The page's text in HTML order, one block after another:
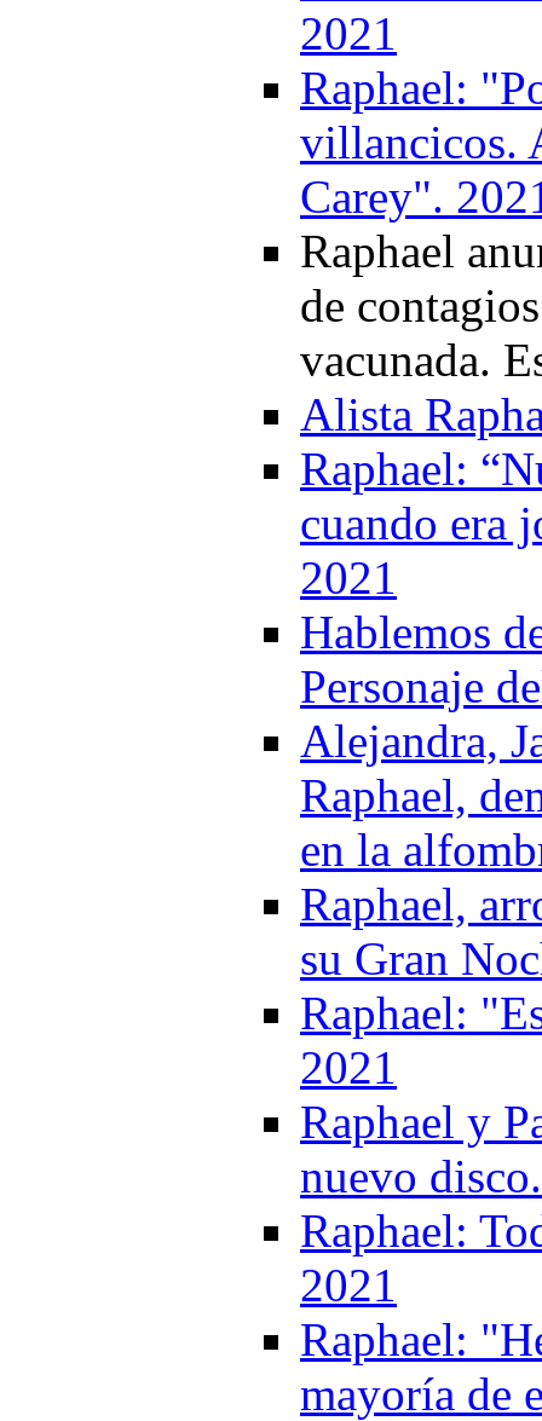
2021
Raphael:
villancicos.
Carey".
Raphael
de
vacunada.
Alista
Raphael:
cuando era
2021
Hablemos
Personaje
Alejandra,
Raphael,
en la
Raphael,
su Gran
Raphael:
2021
Raphael y
nuevo
Raphael:
2021
Raphael:
mayoría de